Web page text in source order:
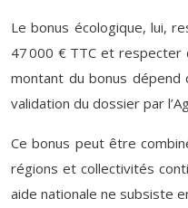
Le bonus écologique, lui,
47 000 € TTC et respecter
montant du bonus dépend
validation du dossier par
Ce bonus peut être
régions et collectivités
aide nationale ne subsiste